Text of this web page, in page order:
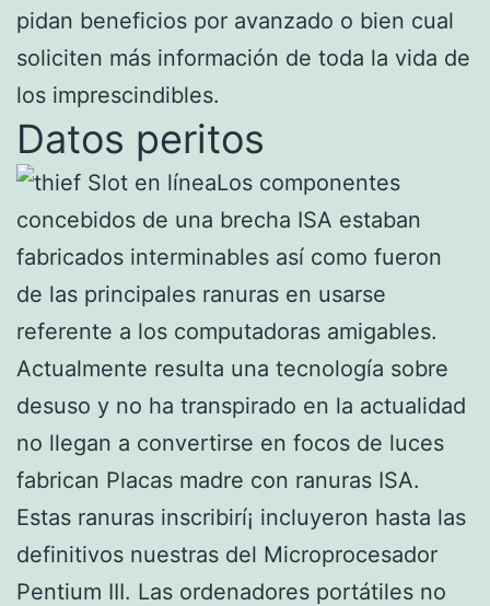
pidan beneficios por avanzado o bien cual
soliciten más información de toda la vida de
los imprescindibles.
Datos peritos
Los componentes
concebidos de una brecha ISA estaban
fabricados interminables así­ como fueron
de las principales ranuras en usarse
referente a los computadoras amigables.
Actualmente resulta una tecnología sobre
desuso y no ha transpirado en la actualidad
no llegan a convertirse en focos de luces
fabrican Placas madre con ranuras ISA.
Estas ranuras inscribirí¡ incluyeron hasta las
definitivos nuestras del Microprocesador
Pentium III. Las ordenadores portátiles no